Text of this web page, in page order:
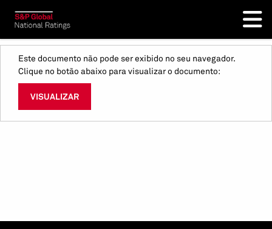
Este documento não pode ser exibido no seu navegador.
Clique no botão abaixo para visualizar o documento:
VISUALIZAR